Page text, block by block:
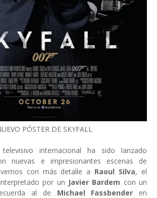
PÓSTER DE SKYFALL
internacional ha sido lanzado
nuevas e impresionantes escenas de
con más detalle a Raoul Silva, el
por un Javier Bardem con un
al de Michael Fassbender en